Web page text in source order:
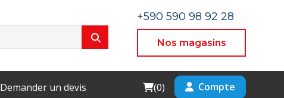
+590 590 98 92 28
Nos magasins
Demander un devis Cart
(0) Compte